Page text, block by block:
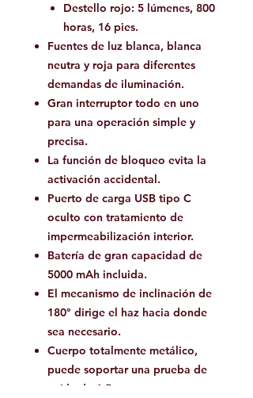
Destello rojo: 5 lúmenes, 800
horas, 16 pies.
Fuentes de luz blanca, blanca
neutra y roja para diferentes
demandas de iluminación.
Gran interruptor todo en uno
para una operación simple y
precisa.
La función de bloqueo evita la
activación accidental.
Puerto de carga USB tipo C
oculto con tratamiento de
impermeabilización interior.
Batería de gran capacidad de
5000 mAh incluida.
El mecanismo de inclinación de
180° dirige el haz hacia donde
sea necesario.
Cuerpo totalmente metálico,
puede soportar una prueba de
caída de 6,5.